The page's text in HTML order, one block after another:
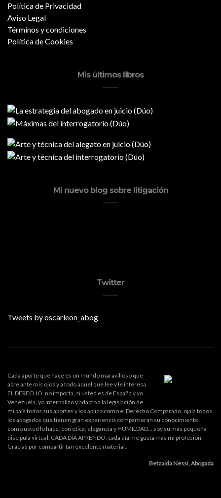
Política de Privacidad
Aviso Legal
Términos y condiciones
Política de Cookies
Mis últimos libros
Mi nuevo blog sobre litigación
Twitter
Tweets by oscarleon_abog
Cada aporte que hace es un mundo maravilloso que
abre ante mis ojos y a todo aquel que lee y le interesa
EL DERECHO, no importa, si usted es de España y yo
Venezuela, yo internalizo y adapto a la legislación de
mi país todos sus aportes y los aplico como el Derecho Comparado, ojala todos
los abogados que tienen gran experiencia compartieran su conocimiento
como usted lo hace, con ética, elegancia y HUMILDAD... soy su más pequeña
discípula virtual. CADA DÍA APRENDO, cada día me gusta mas mi profesión.
Gracias por compartir tan excelente material.
Betzaida Nessi, Abogada